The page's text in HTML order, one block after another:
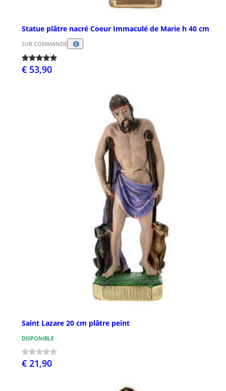
Statue plâtre nacré Coeur Immaculé de Marie h 40 cm
SUR COMMANDE
€ 53,90
Saint Lazare 20 cm plâtre peint
DISPONIBLE
€ 21,90